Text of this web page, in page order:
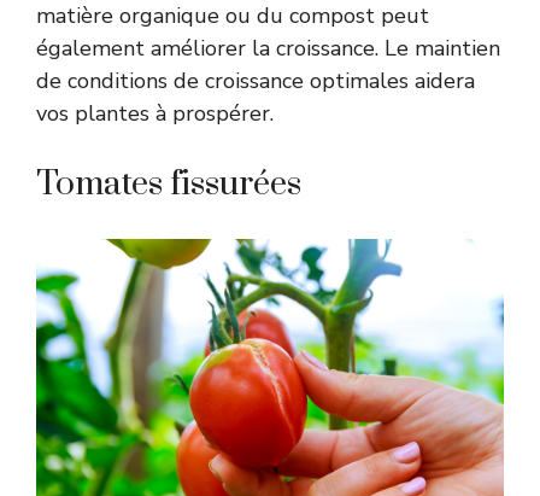
matière organique ou du compost peut
également améliorer la croissance. Le maintien
de conditions de croissance optimales aidera
vos plantes à prospérer.
Tomates fissurées